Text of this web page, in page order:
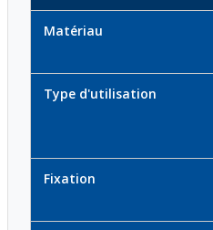
Matériau
Type d'utilisation
Fixation